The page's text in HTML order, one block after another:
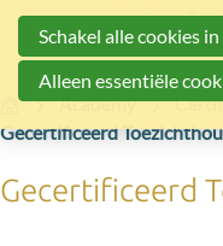
HomeAcademy
Gecertificeerd
Gecertificeerd
Schakel alle cookies in
Alleen essentiële